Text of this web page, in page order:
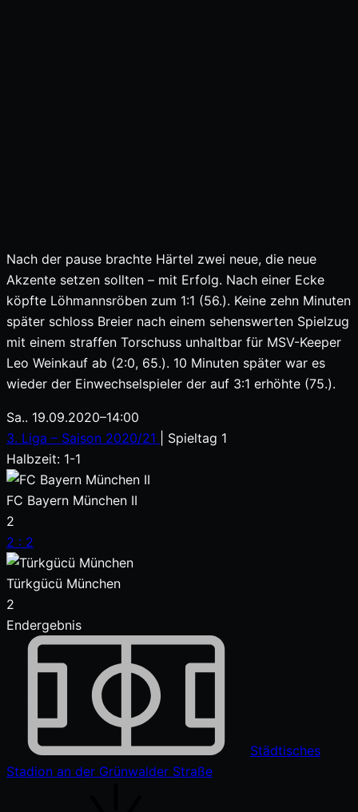
Nach der pause brachte Härtel zwei neue, die neue
Akzente setzen sollten – mit Erfolg. Nach einer Ecke
köpfte Löhmannsröben zum 1:1 (56.). Keine zehn Minuten
später schloss Breier nach einem sehenswerten Spielzug
mit einem straffen Torschuss unhaltbar für MSV-Keeper
Leo Weinkauf ab (2:0, 65.). 10 Minuten später war es
wieder der Einwechselspieler der auf 3:1 erhöhte (75.).
Sa.. 19.09.2020–14:00
3. Liga – Saison 2020/21
| Spieltag 1
Halbzeit: 1-1
FC Bayern München II
2
2 : 2
Türkgücü München
2
Endergebnis
Städtisches
Stadion an der Grünwalder Straße